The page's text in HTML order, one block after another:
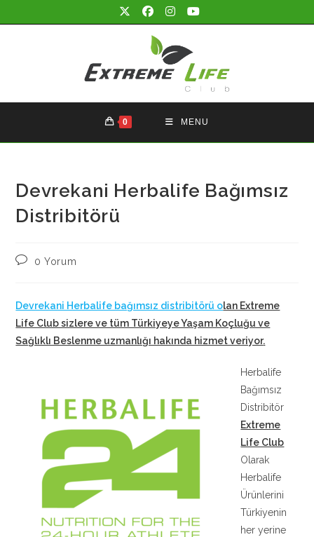
to
0 MENU
Devrekani Herbalife Bağımsız
Distribitörü
Post0 Yorum
Devrekani Herbalife bağımsız distribitörü olan Extreme
Life Club sizlere ve tüm Türkiyeye Yaşam Koçluğu ve
Sağlıklı Beslenme uzmanlığı hakında hizmet veriyor.
Herbalife
Bağımsız
Distribitör
Extreme
Life Club
Olarak
Herbalife
Ürünlerini
Türkiyenin
her yerine